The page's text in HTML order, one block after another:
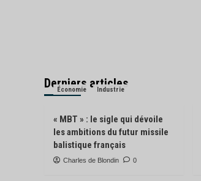
Derniers articles
Économie Industrie
« MBT » : le sigle qui dévoile
les ambitions du futur missile
balistique français
Charles de Blondin 0